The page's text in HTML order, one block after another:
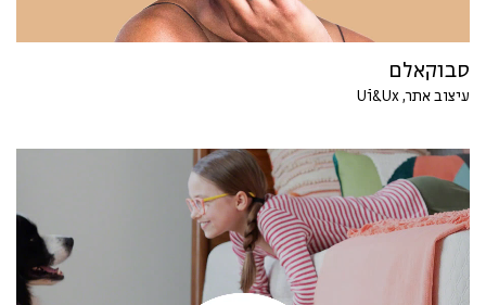
סבוקאלם
עיצוב אתר, Ui&Ux